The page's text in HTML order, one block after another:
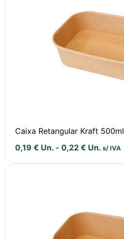
Caixa Retangular Kraft 500ml
0,19 € Un. - 0,22 € Un. s/ IVA